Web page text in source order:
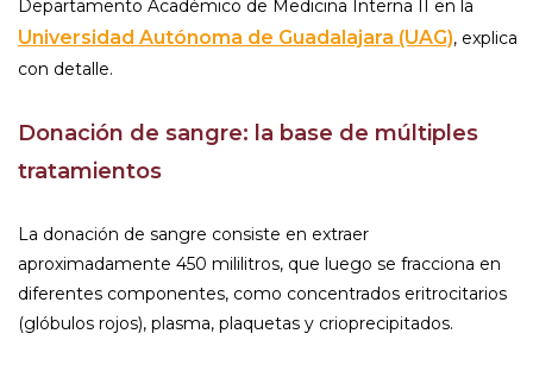
Departamento Académico de Medicina Interna II en la
Universidad Autónoma de Guadalajara (UAG), explica
con detalle.
Donación de sangre: la base de múltiples
tratamientos
La donación de sangre consiste en extraer
aproximadamente 450 mililitros, que luego se fracciona en
diferentes componentes, como concentrados eritrocitarios
(glóbulos rojos), plasma, plaquetas y crioprecipitados.